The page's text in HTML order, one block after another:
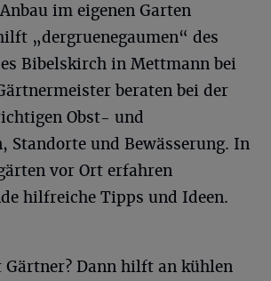
im eigenen Garten
„dergruenegaumen“ des
Bibelskirch in Mettmann bei
beraten bei der
Obst- und
Standorte und Bewässerung. In
vor Ort erfahren
hilfreiche Tipps und Ideen.
Gärtner? Dann hilft an kühlen